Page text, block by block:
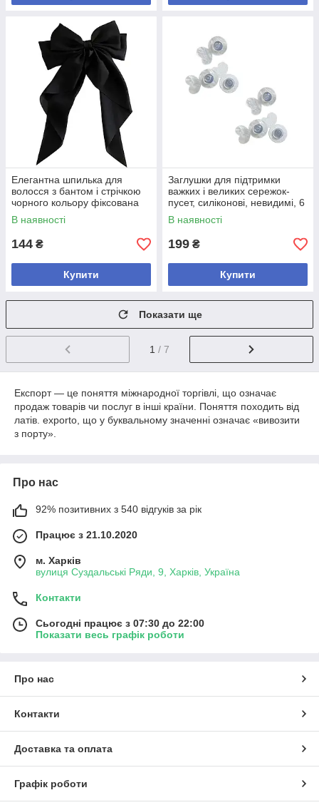
Елегантна шпилька для
волосся з бантом і стрічкою
чорного кольору фіксована
пружинна елегантна 1 шт
В наявності
144 ₴
Купити
Заглушки для підтримки
важких і великих сережок-
пусет, силіконові, невидимі, 6
шт у наборі
В наявності
199 ₴
Купити
Показати ще
1 / 7
Експорт — це поняття міжнародної торгівлі, що означає
продаж товарів чи послуг в інші країни. Поняття походить від
латів. exporto, що у буквальному значенні означає «вивозити
з порту».
Про нас
92% позитивних з 540 відгуків за рік
Працює з 21.10.2020
м. Харків
вулиця Суздальські Ряди, 9, Харків, Україна
Контакти
Сьогодні працює з 07:30 до 22:00
Показати весь графік роботи
Про нас
Контакти
Доставка та оплата
Графік роботи